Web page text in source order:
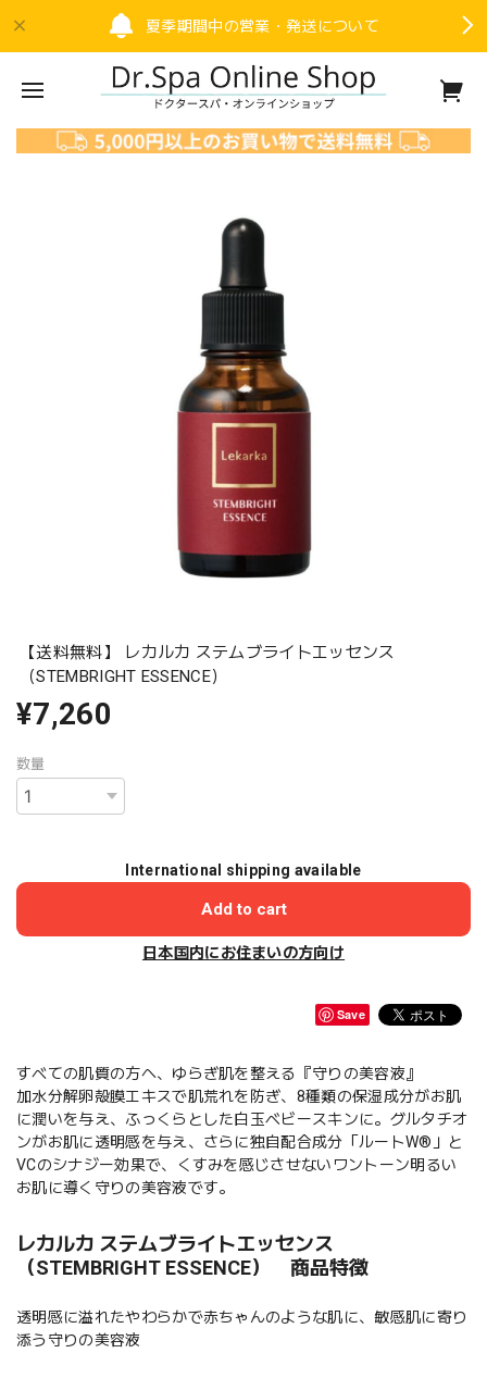
夏季期間中の営業・発送について
【送料無料】 レカルカ ステムブライトエッセンス
（STEMBRIGHT ESSENCE）
¥7,260
数量
International shipping available
Add to cart
日本国内にお住まいの方向け
Save
すべての肌質の方へ、ゆらぎ肌を整える『守りの美容液』
加水分解卵殻膜エキスで肌荒れを防ぎ、8種類の保湿成分がお肌
に潤いを与え、ふっくらとした白玉ベビースキンに。グルタチオ
ンがお肌に透明感を与え、さらに独自配合成分「ルートW®」と
VCのシナジー効果で、くすみを感じさせないワントーン明るい
お肌に導く守りの美容液です。
レカルカ ステムブライトエッセンス
（STEMBRIGHT ESSENCE） 商品特徴
透明感に溢れたやわらかで赤ちゃんのような肌に、敏感肌に寄り
添う守りの美容液